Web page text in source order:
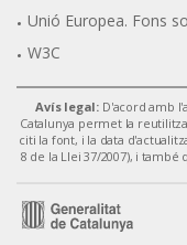
Unió Europea. Fons
W3C
Avís legal: D'acord amb
Catalunya permet la
citi la font, i la data
8 de la Llei 37/2007), i